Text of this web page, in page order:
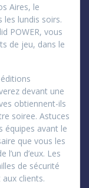
Aires, le
les lundis soirs.
POWER, vous
de jeu, dans le
devant une
obtiennent-ils
soiree. Astuces
équipes avant le
que vous les
d’eux. Les
de sécurité
aux clients.